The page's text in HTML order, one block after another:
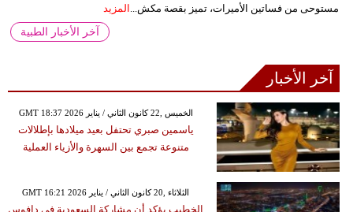
مستوحى من فساتين الأميرات، تميز بقصة مكش... المزيد
آخر الأخبار الطبية
آخر الأخبار
GMT 18:37 2026 الخميس ,22 كانون الثاني / يناير
ياسمين صبري تحتفل بعيد ميلادها بإطلالات
متنوعة تجمع بين السهرة والأزياء العملية
GMT 16:21 2026 الثلاثاء ,20 كانون الثاني / يناير
الخطيب يؤكد أن مشاركة السعودية في دافوس